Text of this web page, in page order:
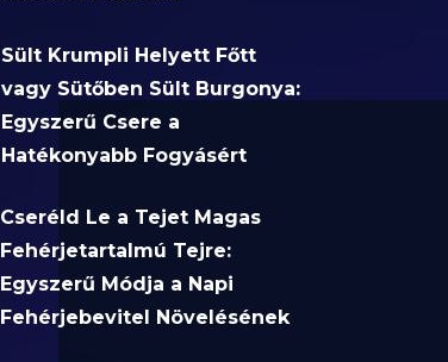
Sült Krumpli Helyett Főtt
vagy Sütőben Sült Burgonya:
Egyszerű Csere a
Hatékonyabb Fogyásért
Cseréld Le a Tejet Magas
Fehérjetartalmú Tejre:
Egyszerű Módja a Napi
Fehérjebevitel Növelésének